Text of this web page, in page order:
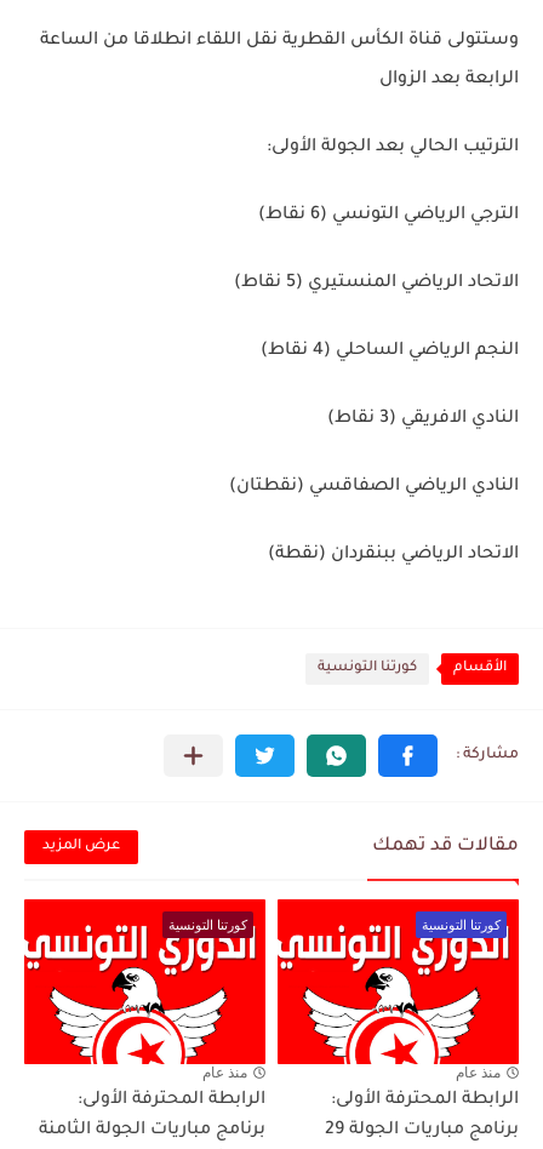
وستتولى قناة الكأس القطرية نقل اللقاء انطلاقا من الساعة
الرابعة بعد الزوال
الترتيب الحالي بعد الجولة الأولى:
الترجي الرياضي التونسي (6 نقاط)
الاتحاد الرياضي المنستيري (5 نقاط)
النجم الرياضي الساحلي (4 نقاط)
النادي الافريقي (3 نقاط)
النادي الرياضي الصفاقسي (نقطتان)
الاتحاد الرياضي ببنقردان (نقطة)
الأقسام كورتنا التونسية
مقالات قد تهمك عرض المزيد
كورتنا التونسية
منذ عام
الرابطة المحترفة الأولى:
برنامج مباريات الجولة 29
كورتنا التونسية
منذ عام
الرابطة المحترفة الأولى:
برنامج مباريات الجولة الثامنة